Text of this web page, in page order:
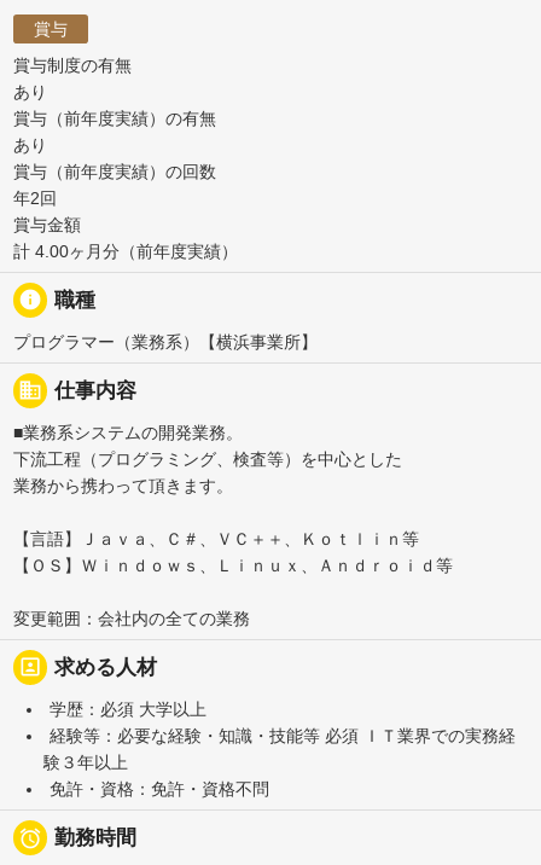
賞与
賞与制度の有無
あり
賞与（前年度実績）の有無
あり
賞与（前年度実績）の回数
年2回
賞与金額
計 4.00ヶ月分（前年度実績）
info 職種
プログラマー（業務系）【横浜事業所】
business 仕事内容
■業務系システムの開発業務。
下流工程（プログラミング、検査等）を中心とした
業務から携わって頂きます。
【言語】Ｊａｖａ、Ｃ＃、ＶＣ＋＋、Ｋｏｔｌｉｎ等
【ＯＳ】Ｗｉｎｄｏｗｓ、Ｌｉｎｕｘ、Ａｎｄｒｏｉｄ等
変更範囲：会社内の全ての業務
portrait 求める人材
学歴：必須 大学以上
経験等：必要な経験・知識・技能等 必須 ＩＴ業界での実務経
験３年以上
免許・資格：免許・資格不問
 勤務時間